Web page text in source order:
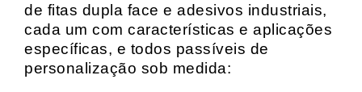
de fitas dupla face e adesivos industriais,
cada um com características e aplicações
específicas, e todos passíveis de
personalização sob medida: